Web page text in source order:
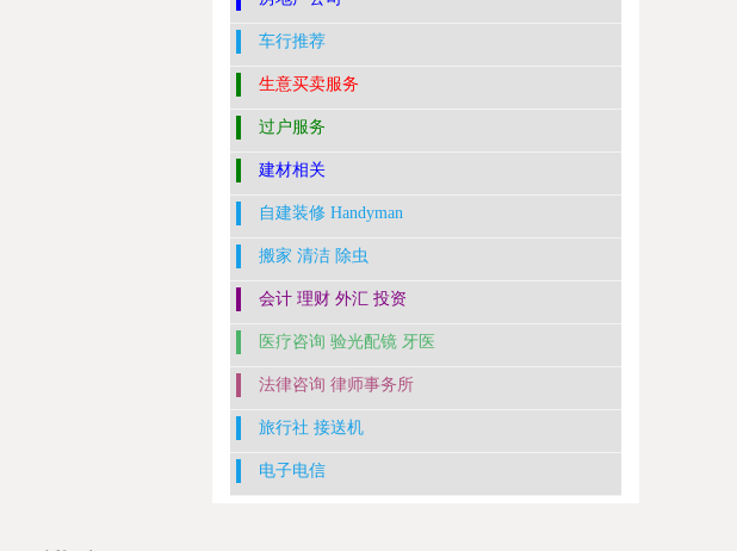
车行推荐
生意买卖服务
过户服务
建材相关
自建装修 Handyman
搬家 清洁 除虫
会计 理财 外汇 投资
医疗咨询 验光配镜 牙医
法律咨询 律师事务所
旅行社 接送机
电子电信